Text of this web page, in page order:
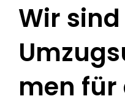
Wir
men für